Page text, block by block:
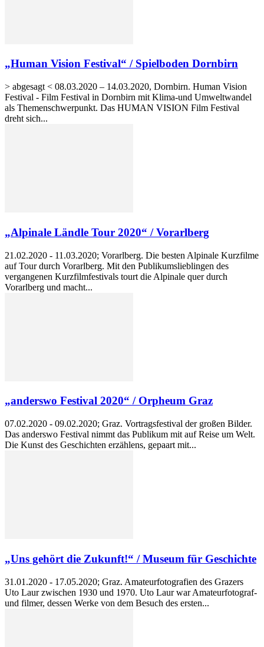
„Human Vision Festival“ / Spielboden Dornbirn
> abgesagt < 08.03.2020 – 14.03.2020, Dornbirn. Human Vision
Festival - Film Festival in Dornbirn mit Klima-und Umweltwandel
als Themenschwerpunkt. Das HUMAN VISION Film Festival
dreht sich...
„Alpinale Ländle Tour 2020“ / Vorarlberg
21.02.2020 - 11.03.2020; Vorarlberg. Die besten Alpinale Kurzfilme
auf Tour durch Vorarlberg. Mit den Publikumslieblingen des
vergangenen Kurzfilmfestivals tourt die Alpinale quer durch
Vorarlberg und macht...
„anderswo Festival 2020“ / Orpheum Graz
07.02.2020 - 09.02.2020; Graz. Vortragsfestival der großen Bilder.
Das anderswo Festival nimmt das Publikum mit auf Reise um Welt.
Die Kunst des Geschichten erzählens, gepaart mit...
„Uns gehört die Zukunft!“ / Museum für Geschichte
31.01.2020 - 17.05.2020; Graz. Amateurfotografien des Grazers
Uto Laur zwischen 1930 und 1970. Uto Laur war Amateurfotograf-
und filmer, dessen Werke von dem Besuch des ersten...